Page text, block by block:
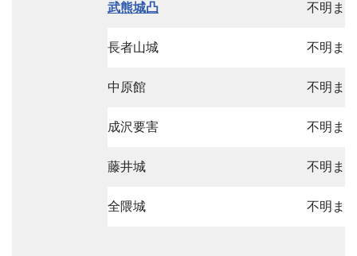
武熊城凸 不明ま
長者山城 不明ま
中原館 不明ま
成沢要害 不明ま
藤井城 不明ま
全隈城 不明ま